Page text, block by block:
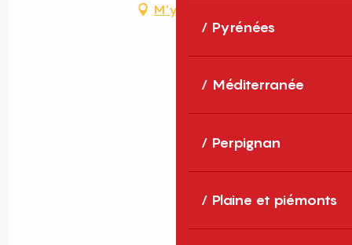
Pyrénées
Méditerranée
Perpignan
Plaine et piémonts
M'y rendre